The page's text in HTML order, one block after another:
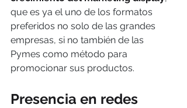
que es ya el uno de los formatos
preferidos no solo de las grandes
empresas, si no también de las
Pymes como método para
promocionar sus productos.
Presencia en redes